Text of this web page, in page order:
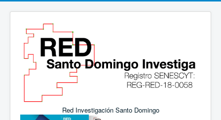
Red Investigación Santo Domingo